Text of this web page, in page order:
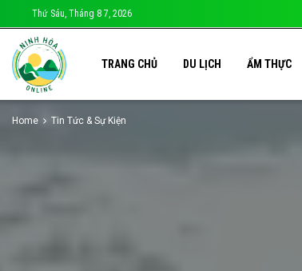
Thứ Sáu, Tháng 8 7, 2026
TRANG CHỦ DU LỊCH ẨM THỰC
Home Tin Tức & Sự Kiện